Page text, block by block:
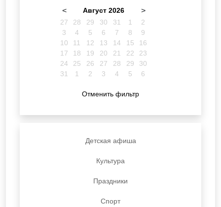
< Август 2026 >
27 28 29 30 31 1
2
3
4 5 6 7 8
9
10
11 12 13 14 15
16
17
18 19 20 21 22
23
24
25 26 27 28 29
30
31
1 2 3 4 5 6
Отменить фильтр
Детская афиша
Культура
Праздники
Спорт